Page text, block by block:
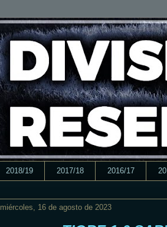
2018/19 2017/18 2016/17
miércoles, 16 de agosto de 2023